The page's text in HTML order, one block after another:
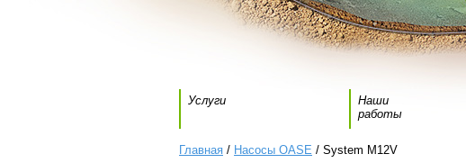
Услуги
Наши
работы
Главная / Насосы OASE / System M12V